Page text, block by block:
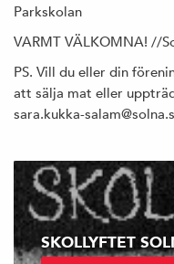
Parkskolan
VARMT VÄLKOMNA! //
PS. Vill du eller din
att sälja mat eller
sara.kukka-
SKOLLYFTET